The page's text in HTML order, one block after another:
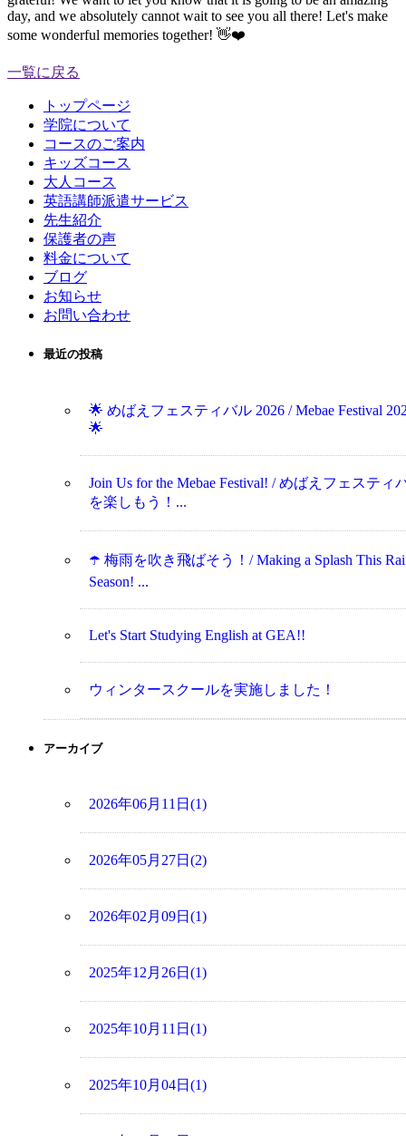
day, and we absolutely cannot wait to see you all there! Let's make
some wonderful memories together! 👋❤️
一覧に戻る
トップページ
学院について
コースのご案内
キッズコース
大人コース
英語講師派遣サービス
先生紹介
保護者の声
料金について
ブログ
お知らせ
お問い合わせ
最近の投稿
🌟 めばえフェスティバル 2026 / Mebae Festival
🌟
Join Us for the Mebae Festival! / めばえフェスティ
を楽しもう！...
☂️ 梅雨を吹き飛ばそう！/ Making a Splash This
Season! ...
Let's Start Studying English at GEA!!
ウィンタースクールを実施しました！
アーカイブ
2026年06月11日(1)
2026年05月27日(2)
2026年02月09日(1)
2025年12月26日(1)
2025年10月11日(1)
2025年10月04日(1)